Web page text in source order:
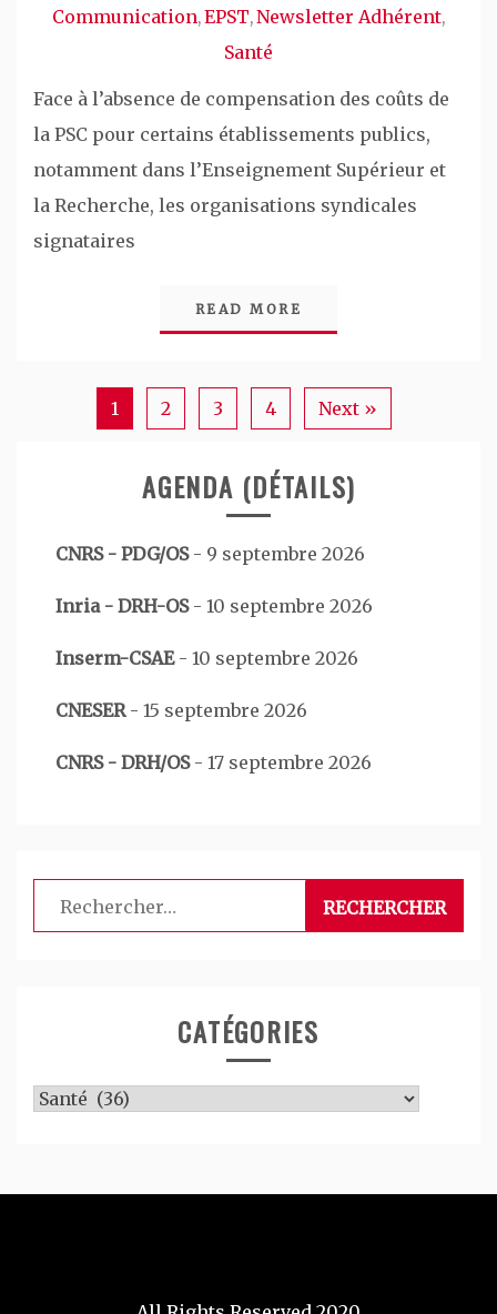
Communication,EPST,Newsletter Adhérent,
Santé
Face à l’absence de compensation des coûts de
la PSC pour certains établissements publics,
notamment dans l’Enseignement Supérieur et
la Recherche, les organisations syndicales
signataires
READ MORE
1 2 3 4 Next »
AGENDA (DÉTAILS)
CNRS - PDG/OS- 9 septembre 2026
Inria - DRH-OS- 10 septembre 2026
Inserm-CSAE- 10 septembre 2026
CNESER- 15 septembre 2026
CNRS - DRH/OS- 17 septembre 2026
Rechercher :
CATÉGORIES
Catégories